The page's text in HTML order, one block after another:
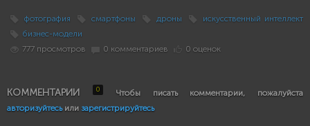
фотография смартфоны дроны
искусственный интеллект
бизнес-модели
777 просмотров
0 комментариев 0 оценок
КОММЕНТАРИИ 0
Чтобы писать комментарии, пожалуйста
авторизуйтесьили зарегистрируйтесь